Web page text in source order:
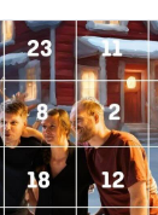
magisk